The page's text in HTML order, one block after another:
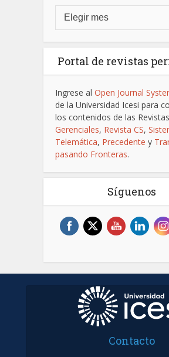
Portal de revistas
Ingrese al Open Journal
de la Universidad Icesi para
los contenidos de las Revistas
Gerenciales, Revista CS,
Telemática, Precedente y
pasando Fronteras.
Síguenos
Contacto